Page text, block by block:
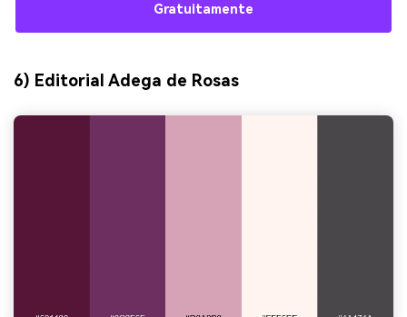
Gratuitamente
6) Editorial Adega de Rosas